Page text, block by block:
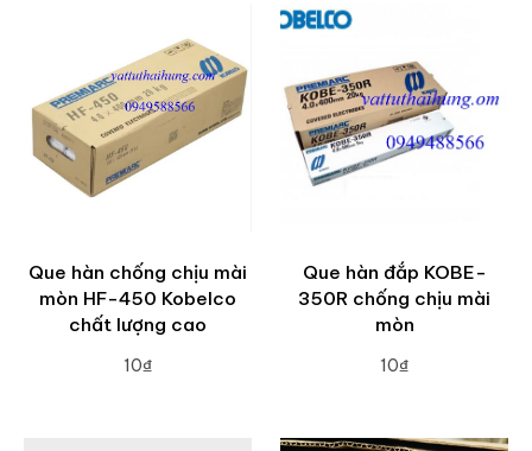
Que hàn chống chịu mài
mòn HF-450 Kobelco
chất lượng cao
10₫
Que hàn đắp KOBE-
350R chống chịu mài
mòn
10₫